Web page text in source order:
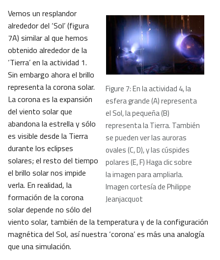
Figure 7: En la actividad 4, la
esfera grande (A) representa
el Sol, la pequeña (B)
representa la Tierra. También
se pueden ver las auroras
ovales (C, D), y las cúspides
polares (E, F) Haga clic sobre
la imagen para ampliarla.
Imagen cortesía de Philippe
Jeanjacquot
Vemos un resplandor
alrededor del ‘Sol’ (figura
7A) similar al que hemos
obtenido alrededor de la
‘Tierra’ en la actividad 1.
Sin embargo ahora el brillo
representa la corona solar.
La corona es la expansión
del viento solar que
abandona la estrella y sólo
es visible desde la Tierra
durante los eclipses
solares; el resto del tiempo
el brillo solar nos impide
verla. En realidad, la
formación de la corona
solar depende no sólo del
viento solar, también de la temperatura y de la configuración
magnética del Sol, así nuestra ‘corona’ es más una analogía
que una simulación.